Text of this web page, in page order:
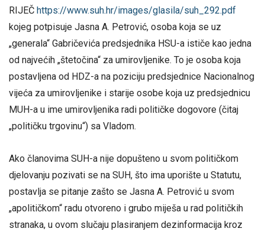
RIJEČ https://www.suh.hr/images/glasila/suh_292.pdf
kojeg potpisuje Jasna A. Petrović, osoba koja se uz
„generala“ Gabričevića predsjednika HSU-a ističe kao jedna
od najvećih „štetočina“ za umirovljenike. To je osoba koja
postavljena od HDZ-a na poziciju predsjednice Nacionalnog
vijeća za umirovljenike i starije osobe koja uz predsjednicu
MUH-a u ime umirovljenika radi političke dogovore (čitaj
„političku trgovinu“) sa Vladom.
Ako članovima SUH-a nije dopušteno u svom političkom
djelovanju pozivati se na SUH, što ima uporište u Statutu,
postavlja se pitanje zašto se Jasna A. Petrović u svom
„apolitičkom“ radu otvoreno i grubo miješa u rad političkih
stranaka, u ovom slučaju plasiranjem dezinformacija kroz